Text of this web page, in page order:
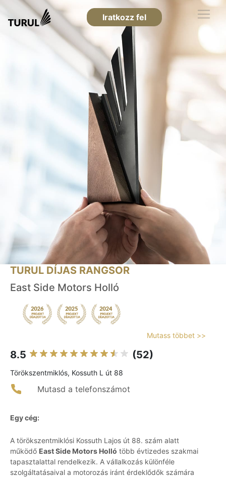
Iratkozz fel
TURUL DÍJAS RANGSOR
East Side Motors Holló
Mutass többet >>
8.5 (52)
Törökszentmiklós, Kossuth L út 88
Mutasd a telefonszámot
Egy cég:
A törökszentmiklósi Kossuth Lajos út 88. szám alatt
működő East Side Motors Holló több évtizedes szakmai
tapasztalattal rendelkezik. A vállalkozás különféle
szolgáltatásaival a motorozás iránt érdeklődők számára